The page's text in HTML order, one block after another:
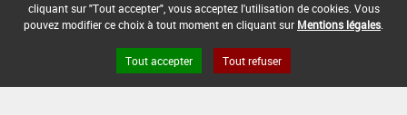
cliquant sur "Tout accepter", vous acceptez l'utilisation de cookies. Vous
pouvez modifier ce choix à tout moment en cliquant sur Mentions légales
Tout accepter Tout refuser